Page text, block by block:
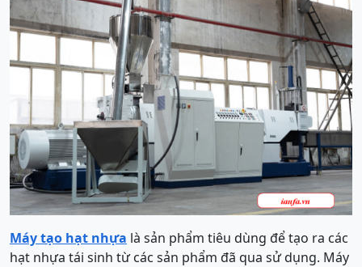
Máy tạo hạt nhựa là sản phẩm tiêu dùng để tạo ra các
hạt nhựa tái sinh từ các sản phẩm đã qua sử dụng. Máy